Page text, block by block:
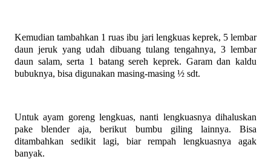
Kemudian tambahkan 1 ruas ibu jari lengkuas keprek, 5 lembar
daun jeruk yang udah dibuang tulang tengahnya, 3 lembar
daun salam, serta 1 batang sereh keprek. Garam dan kaldu
bubuknya, bisa digunakan masing-masing ½ sdt.
Untuk ayam goreng lengkuas, nanti lengkuasnya dihaluskan
pake blender aja, berikut bumbu giling lainnya. Bisa
ditambahkan sedikit lagi, biar rempah lengkuasnya agak
banyak.